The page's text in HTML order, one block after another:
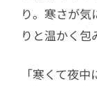
り。寒さが
りと温かく包
「寒くて夜